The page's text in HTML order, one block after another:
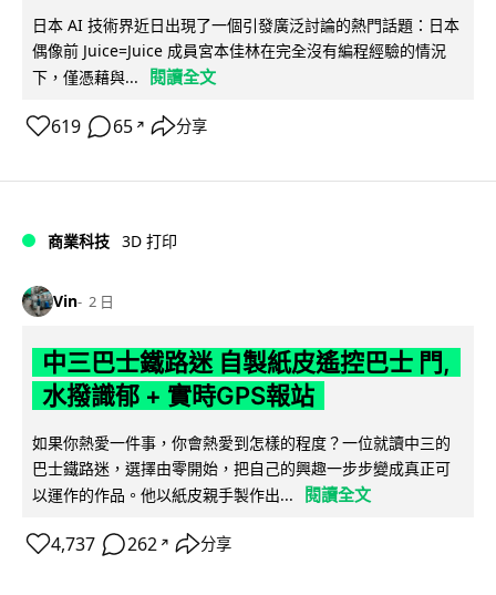
日本 AI 技術界近日出現了一個引發廣泛討論的熱門話題：日本
偶像前 Juice=Juice 成員宮本佳林在完全沒有編程經驗的情況
下，僅憑藉與...
閱讀全文
619 65 ↗ 分享
商業科技 3D 打印
Vin 2 日
中三巴士鐵路迷 自製紙皮遙控巴士 門,
水撥識郁 + 實時GPS報站
如果你熱愛一件事，你會熱愛到怎樣的程度？一位就讀中三的
巴士鐵路迷，選擇由零開始，把自己的興趣一步步變成真正可
以運作的作品。他以紙皮親手製作出...
閱讀全文
4,737 262 ↗ 分享